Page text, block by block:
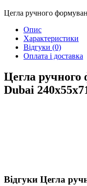
Цегла ручного
Опис
Характеристики
Відгуки (0)
Оплата і доставка
Цегла ручного
Dubai
Відгуки Цегла